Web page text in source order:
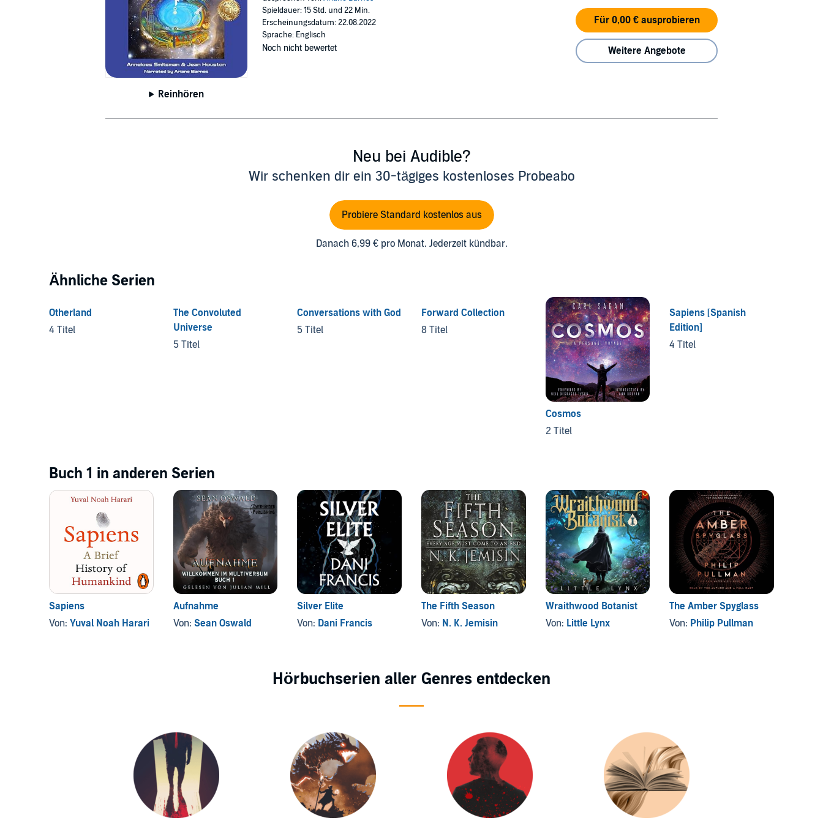
Reinhören
Spieldauer: 15 Std. und 22 Min.
Erscheinungsdatum: 22.08.2022
Sprache: Englisch
Noch nicht bewertet
Für 0,00 € ausprobieren
Weitere Angebote
Neu bei Audible?
Wir schenken dir ein 30-tägiges kostenloses Probeabo
Probiere Standard kostenlos aus
Danach 6,99 € pro Monat. Jederzeit kündbar.
Ähnliche Serien
Otherland
4 Titel
The Convoluted
Universe
5 Titel
Conversations with God
5 Titel
Forward Collection
8 Titel
Cosmos
2 Titel
Sapiens [Spanish
Edition]
4 Titel
Buch 1 in anderen Serien
Sapiens
Von: Yuval Noah Harari
Aufnahme
Von: Sean Oswald
Silver Elite
Von: Dani Francis
The Fifth Season
Von: N. K. Jemisin
Wraithwood Botanist
Von: Little Lynx
The Amber Spyglass
Von: Philip Pullman
Hörbuchserien aller Genres entdecken